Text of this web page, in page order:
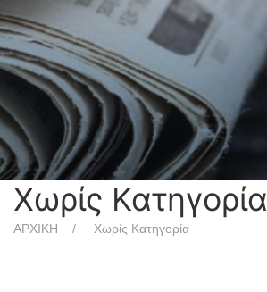
Χωρίς Κατηγορία
ΑΡΧΙΚΗ Χωρίς Κατηγορία